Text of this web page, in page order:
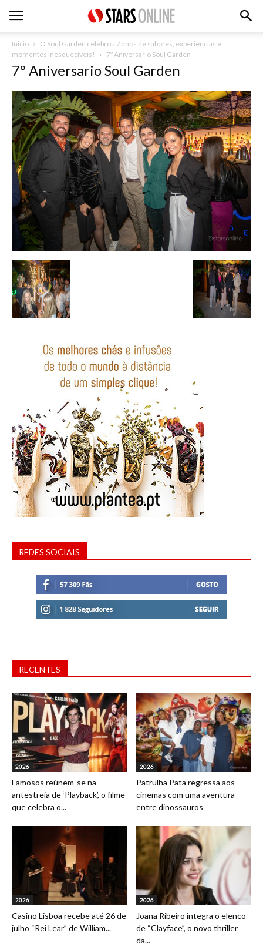
Inicio
O Soul Garden celebrou 7 anos de sabores, experiências e
momentos inesquecíveis!
7º Aniversario Soul Garden
7º Aniversario Soul Garden
REDES SOCIAIS
RECENTES
2026
Famosos reúnem-se na
antestreia de ‘Playback’, o filme
que celebra o...
2026
Patrulha Pata regressa aos
cinemas com uma aventura
entre dinossauros
2026
Casino Lisboa recebe até 26 de
julho “Rei Lear” de William...
2026
Joana Ribeiro integra o elenco
de “Clayface”, o novo thriller
da...